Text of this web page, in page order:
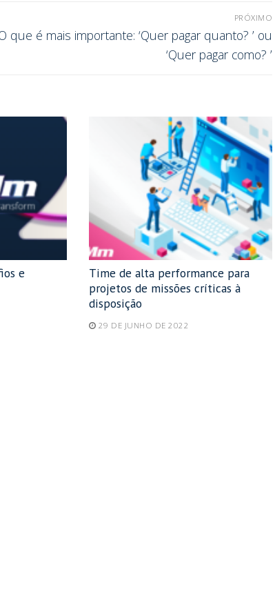
PRÓXIMO
que é mais importante: ‘Quer pagar quanto? ’ ou
‘Quer pagar como? ’
e
Time de alta performance para
projetos de missões críticas à
disposição
29 DE JUNHO DE 2022